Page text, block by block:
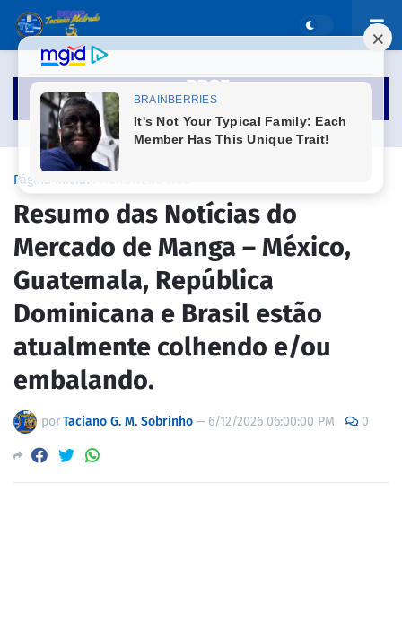
Página inicial
Resumo das Notícias do
Mercado de Manga – México,
Guatemala, República
Dominicana e Brasil estão
atualmente colhendo e/ou
embalando.
porTaciano G. M. Sobrinho— 6/12/2026 06:00:00 PM 0